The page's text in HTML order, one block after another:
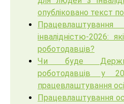
опубліковано текст
інвалідністю-2026:
роботодавців?
Чи буде
роботодавців у
працевлаштування
Працевлаштування